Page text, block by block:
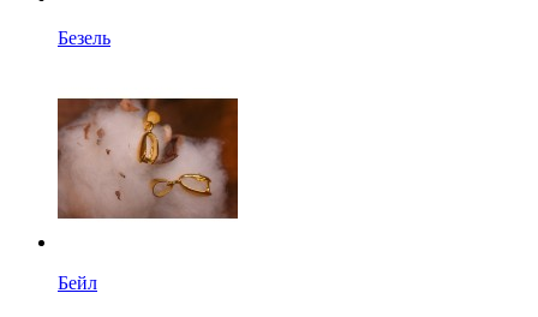
Безель
Бейл